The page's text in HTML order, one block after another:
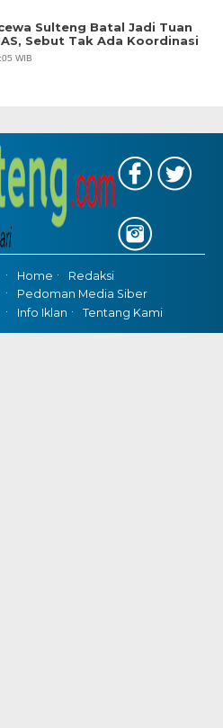
Sulteng Batal Jadi Tuan
Sebut Tak Ada Koordinasi
WIB
Home
Redaksi
Pedoman Media Siber
Info Iklan
Tentang Kami